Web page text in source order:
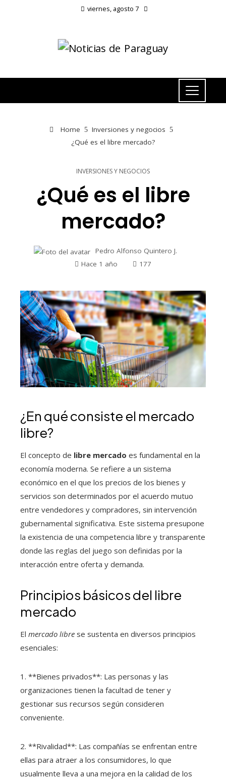
viernes, agosto 7
Home
Inversiones y negocios
¿Qué es el libre mercado?
INVERSIONES Y NEGOCIOS
¿Qué es el libre
mercado?
Pedro Alfonso Quintero J.
Hace 1 año
177
¿En qué consiste el mercado
libre?
El concepto de libre mercado es fundamental en la
economía moderna. Se refiere a un sistema
económico en el que los precios de los bienes y
servicios son determinados por el acuerdo mutuo
entre vendedores y compradores, sin intervención
gubernamental significativa. Este sistema presupone
la existencia de una competencia libre y transparente
donde las reglas del juego son definidas por la
interacción entre oferta y demanda.
Principios básicos del libre
mercado
El mercado libre se sustenta en diversos principios
esenciales:
1. **Bienes privados**: Las personas y las
organizaciones tienen la facultad de tener y
gestionar sus recursos según consideren
conveniente.
2. **Rivalidad**: Las compañías se enfrentan entre
ellas para atraer a los consumidores, lo que
usualmente lleva a una mejora en la calidad de los